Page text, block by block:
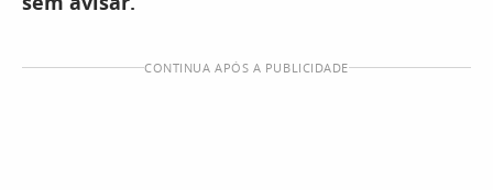
CONTINUA APÓS A PUBLICIDADE